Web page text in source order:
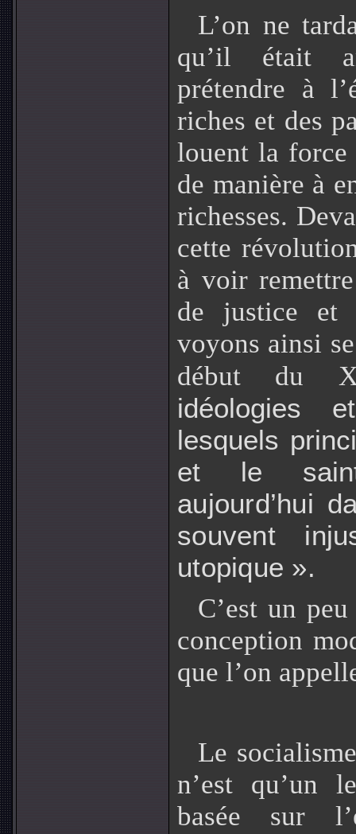
L’on ne
qu’il était
prétendre à
riches et des
louent la force
de manière à
richesses.
cette
à voir
de justice et
voyons ainsi
début du
idéologies
lesquels
et le
aujourd’hui
souvent
utopique ».
C’est un
conception
que l’on
Le
n’est qu’un
basée sur